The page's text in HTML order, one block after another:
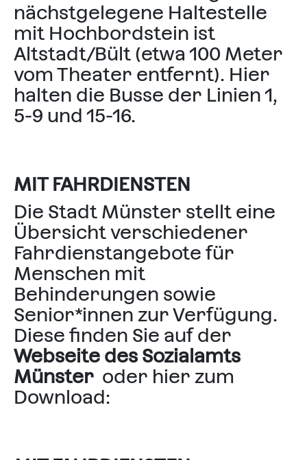
nächstgelegene Haltestelle
mit Hochbordstein ist
Altstadt/Bült (etwa 100 Meter
vom Theater entfernt). Hier
halten die Busse der Linien 1,
5-9 und 15-16.
MIT FAHRDIENSTEN
Die Stadt Münster stellt eine
Übersicht verschiedener
Fahrdienstangebote für
Menschen mit
Behinderungen sowie
Senior*innen zur Verfügung.
Diese finden Sie auf der
Webseite des Sozialamts
Münster oder hier zum
Download: